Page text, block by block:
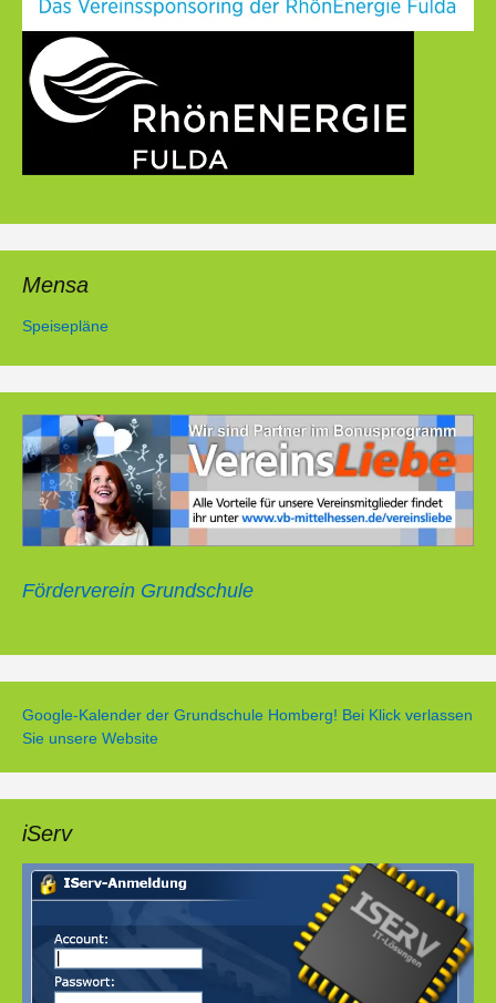
Mensa
Speisepläne
Förderverein Grundschule
Google-Kalender der Grundschule Homberg! Bei Klick verlassen
Sie unsere Website
iServ